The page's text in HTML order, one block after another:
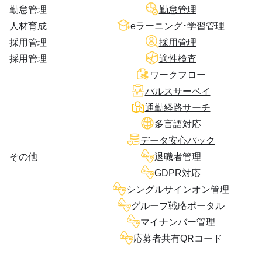
勤怠管理
勤怠管理
人材育成
eラーニング・学習管理
採用管理
採用管理
採用管理
適性検査
その他
ワークフロー
パルスサーベイ
通勤経路サーチ
多言語対応
データ安心パック
退職者管理
GDPR対応
シングルサインオン管理
グループ戦略ポータル
マイナンバー管理
応募者共有QRコード